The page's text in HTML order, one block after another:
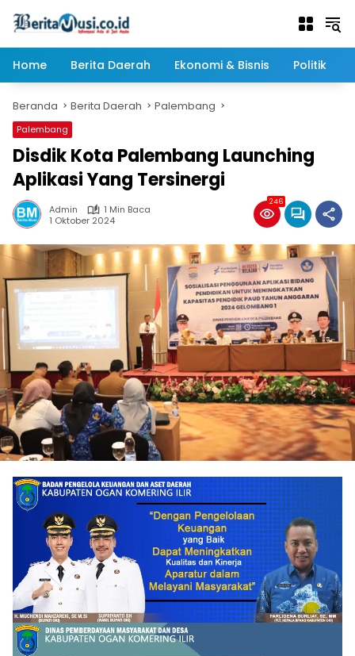
Home
Berita Daerah Ekonomi & Bisnis Politik
Beranda Berita Daerah Palembang
Palembang
Disdik Kota Palembang Launching
Aplikasi Yang Tersinergi
Admin
1 Min Baca
1 Oktober 2024
246